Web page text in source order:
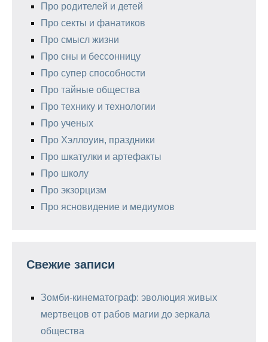
Про родителей и детей
Про секты и фанатиков
Про смысл жизни
Про сны и бессонницу
Про супер способности
Про тайные общества
Про технику и технологии
Про ученых
Про Хэллоуин, праздники
Про шкатулки и артефакты
Про школу
Про экзорцизм
Про ясновидение и медиумов
Свежие записи
Зомби-кинематограф: эволюция живых
мертвецов от рабов магии до зеркала
общества